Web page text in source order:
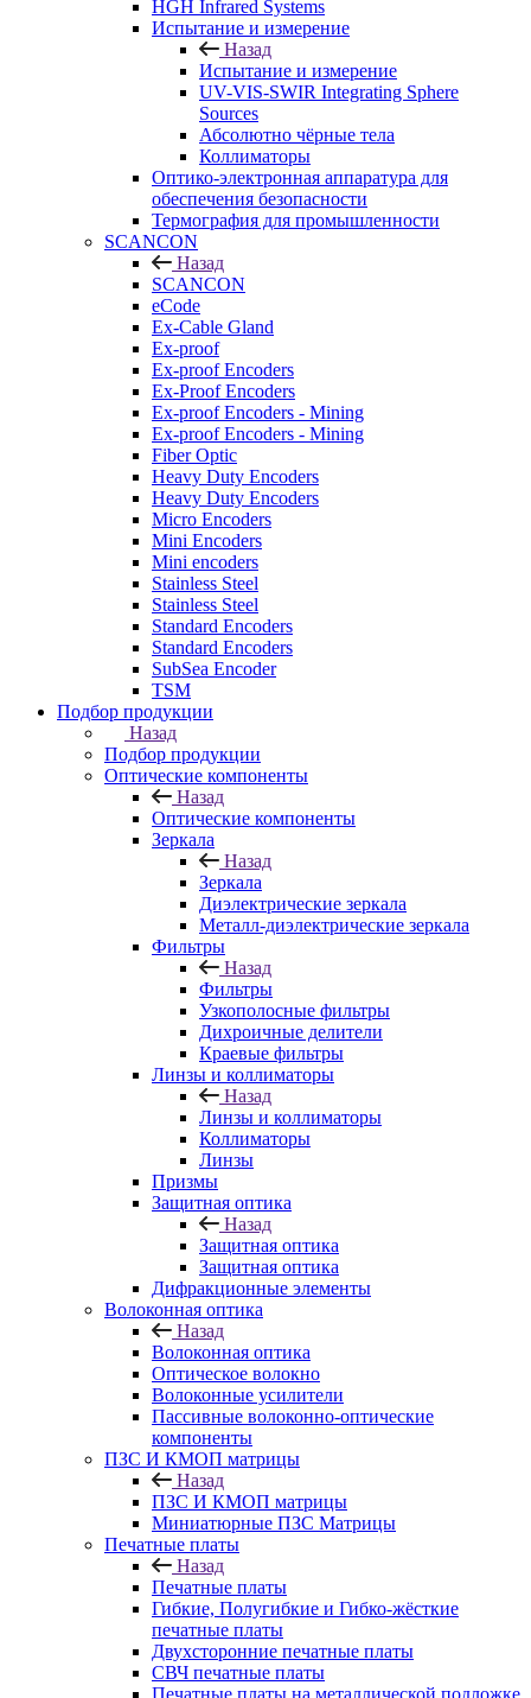
HGH Infrared Systems
Испытание и измерение
Назад
Испытание и измерение
UV-VIS-SWIR Integrating Sphere
Sources
Абсолютно чёрные тела
Коллиматоры
Оптико-электронная аппаратура для
обеспечения безопасности
Термография для промышленности
SCANCON
Назад
SCANCON
eCode
Ex-Cable Gland
Ex-proof
Ex-proof Encoders
Ex-Proof Encoders
Ex-proof Encoders - Mining
Ex-proof Encoders - Mining
Fiber Optic
Heavy Duty Encoders
Heavy Duty Encoders
Micro Encoders
Mini Encoders
Mini encoders
Stainless Steel
Stainless Steel
Standard Encoders
Standard Encoders
SubSea Encoder
TSM
Подбор продукции
Назад
Подбор продукции
Оптические компоненты
Назад
Оптические компоненты
Зеркала
Назад
Зеркала
Диэлектрические зеркала
Металл-диэлектрические зеркала
Фильтры
Назад
Фильтры
Узкополосные фильтры
Дихроичные делители
Краевые фильтры
Линзы и коллиматоры
Назад
Линзы и коллиматоры
Коллиматоры
Линзы
Призмы
Защитная оптика
Назад
Защитная оптика
Защитная оптика
Дифракционные элементы
Волоконная оптика
Назад
Волоконная оптика
Оптическое волокно
Волоконные усилители
Пассивные волоконно-оптические
компоненты
ПЗС И КМОП матрицы
Назад
ПЗС И КМОП матрицы
Миниатюрные ПЗС Матрицы
Печатные платы
Назад
Печатные платы
Гибкие, Полугибкие и Гибко-жёсткие
печатные платы
Двухсторонние печатные платы
СВЧ печатные платы
Печатные платы на металлической подложке